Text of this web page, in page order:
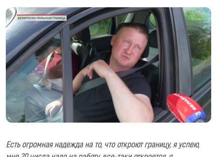
Есть огромная надежда на то, что откроют границу, я успею,